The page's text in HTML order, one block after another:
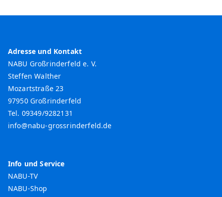
e
Adresse und Kontakt
NABU Großrinderfeld e. V.
Steffen Walther
Mozartstraße 23
97950 Großrinderfeld
Tel. 09349/9282131
info@nabu-grossrinderfeld.de
Info und Service
NABU-TV
NABU-Shop